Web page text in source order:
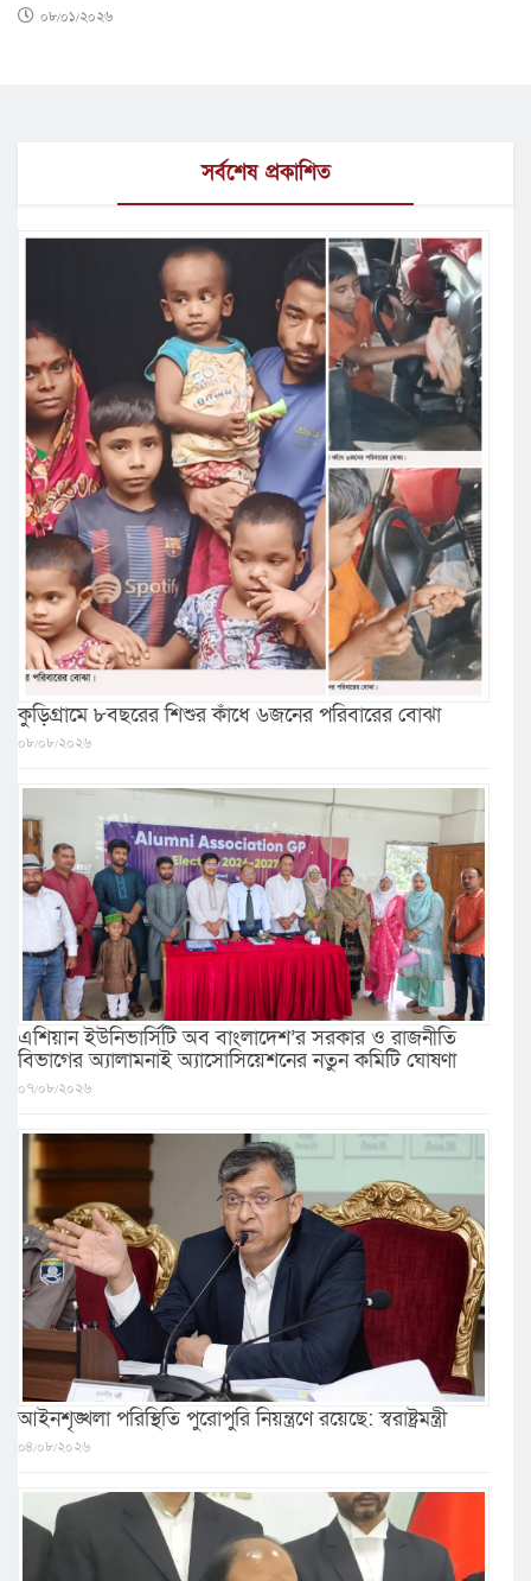
০৮/০১/২০২৬
সর্বশেষ প্রকাশিত
কুড়িগ্রামে ৮বছরের শিশুর কাঁধে ৬জনের পরিবারের বোঝা
০৮/০৮/২০২৬
এশিয়ান ইউনিভার্সিটি অব বাংলাদেশ’র সরকার ও রাজনীতি
বিভাগের অ্যালামনাই অ্যাসোসিয়েশনের নতুন কমিটি ঘোষণা
০৭/০৮/২০২৬
আইনশৃঙ্খলা পরিস্থিতি পুরোপুরি নিয়ন্ত্রণে রয়েছে: স্বরাষ্ট্রমন্ত্রী
০৪/০৮/২০২৬